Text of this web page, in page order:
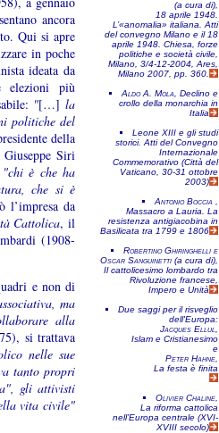
ancora
Qui si apre
in poche
ideata da
elezioni più
"[…]la
politiche del
della
Giuseppe Siri
"chi è che ha
che si è
l’impresa da
Cattolica, il
(1908-
e non di
ma
alla
si trattava
nelle sue
tanto propri
gli attivisti
vita civile"
(a cura di),
18 aprile 1948.
L’«anomalia» italiana. Atti
del convegno Milano e il 18
aprile 1948. Chiesa, forze
politiche e società civile
Milano, 3/4-12-2004 , Ares,
Milano 2007, pp. 360.
Aldo A. Mola
Declino e
crollo della monarchia in
Italia
Leone XIII e gli studi
storici. Atti del Convegno
Internazionale
Commemorativo (Città del
Vaticano, 30-31 ottobre
2003)
Antonio Boccia
Massacro a Lauria. La
resistenza antigiacobina in
Basilicata tra 1799 e 1806
Robertino Ghiringhelli e
Oscar Sanguinetti (a cura di),
Il cattolicesimo lombardo tra
Rivoluzione francese,
Impero e Unità
Due saggi per il risveglio
dell'Europa:
Jacques Ellul
Islam e Cristianesimo
e
Peter Hahne
La festa è finita
Olivier Chaline
La riforma cattolica
nell’Europa centrale (XVI-
XVIII secolo)